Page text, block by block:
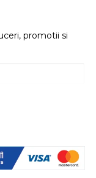
promotii si